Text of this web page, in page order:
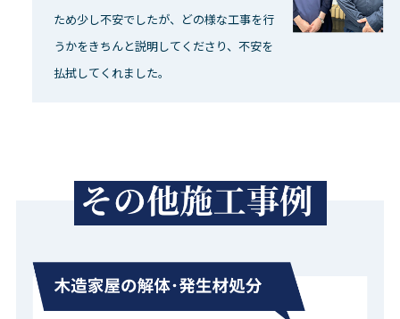
ため少し不安でしたが、どの様な工事を行
うかをきちんと説明してくださり、不安を
払拭してくれました。